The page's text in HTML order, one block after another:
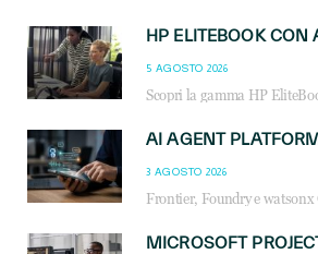
5 AGOSTO 2026
3 AGOSTO 2026